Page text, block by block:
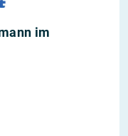
im